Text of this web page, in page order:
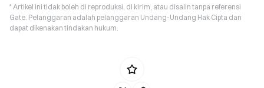
* Artikel ini tidak boleh di reproduksi, di kirim, atau disalin tanpa referensi
Gate. Pelanggaran adalah pelanggaran Undang-Undang Hak Cipta dan
dapat dikenakan tindakan hukum.